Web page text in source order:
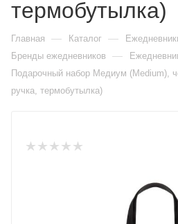
термобутылка)
Главная — Каталог —
Бренды ежедневников —
Подарочный набор Медиум (Medium),
ручка, термобутылка)